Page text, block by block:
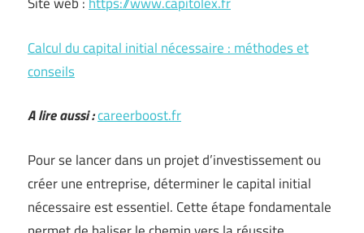
Calcul du capital initial nécessaire : méthodes et
conseils
A lire aussi :careerboost.fr
Pour se lancer dans un projet d’investissement ou
créer une entreprise, déterminer le capital initial
nécessaire est essentiel. Cette étape fondamentale